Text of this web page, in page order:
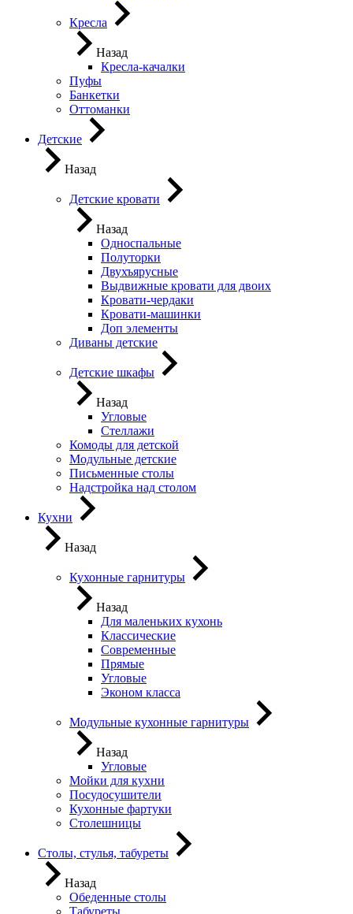
Кресла
Назад
Кресла-качалки
Пуфы
Банкетки
Оттоманки
Детские
Назад
Детские кровати
Назад
Односпальные
Полуторки
Двухъярусные
Выдвижные кровати для двоих
Кровати-чердаки
Кровати-машинки
Доп элементы
Диваны детские
Детские шкафы
Назад
Угловые
Стеллажи
Комоды для детской
Модульные детские
Письменные столы
Надстройка над столом
Кухни
Назад
Кухонные гарнитуры
Назад
Для маленьких кухонь
Классические
Современные
Прямые
Угловые
Эконом класса
Модульные кухонные гарнитуры
Назад
Угловые
Мойки для кухни
Посудосушители
Кухонные фартуки
Столешницы
Столы, стулья, табуреты
Назад
Обеденные столы
Табуреты